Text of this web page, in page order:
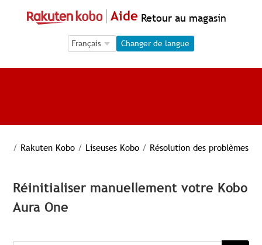
Aide Retour au magasin
Language Selection
Language Selection
Changer de langue
/ Rakuten Kobo / Liseuses Kobo / Résolution des problèmes
Réinitialiser manuellement votre Kobo
Aura One